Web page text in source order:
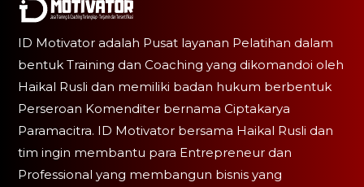
ID Motivator adalah Pusat layanan Pelatihan dalam
bentuk Training dan Coaching yang dikomandoi oleh
Haikal Rusli dan memiliki badan hukum berbentuk
Perseroan Komenditer bernama Ciptakarya
Paramacitra. ID Motivator bersama Haikal Rusli dan
tim ingin membantu para Entrepreneur dan
Professional yang membangun bisnis yang